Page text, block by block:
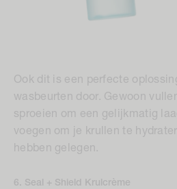
Ook dit is een perfecte
wasbeurten door. Gewoon
sproeien om een gelijkmatig
voegen om je krullen te
hebben gelegen.
6. Seal + Shield Krulcrème